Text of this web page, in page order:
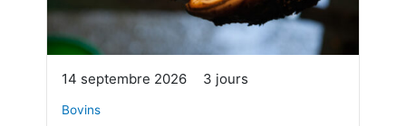
14 septembre 2026 3 jours
Bovins